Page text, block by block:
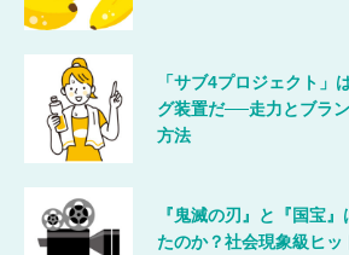
「サブ4プロジェクト」
グ装置だ──走力とブラ
方法
『鬼滅の刃』と『国宝
たのか？社会現象級ヒ